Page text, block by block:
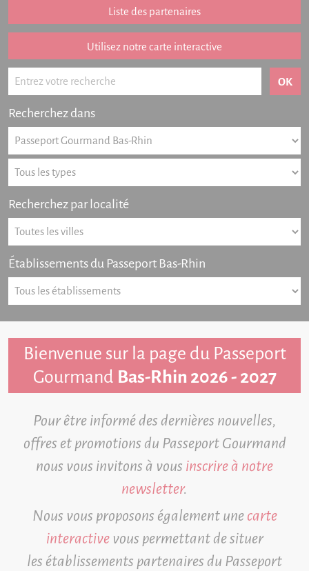
Listing des newsletters
Haut-Rhin
Offres numériques
Partenariat
FAQ
Livre d'or
Contact
Liste des partenaires
Utilisez notre carte interactive
Recherchez dans
Recherchez par localité
Établissements du Passeport Bas-Rhin
Bienvenue sur la page du Passeport
Gourmand Bas-Rhin 2026 - 2027
Pour être informé des dernières nouvelles,
offres et promotions du Passeport Gourmand
nous vous invitons à vous inscrire à notre
newsletter.
Nous vous proposons également une carte
interactivevous permettant de situer
les établissements partenaires du Passeport